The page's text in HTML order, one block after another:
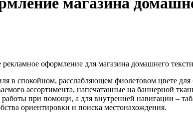
оформление для магазина домашнего
в спокойном, расслабляющем фиолетовом цвете
ассортимента, напечатанные на баннерной
при помощи, а для внутренней навигации –
ориентировки и поиска местонахождения.